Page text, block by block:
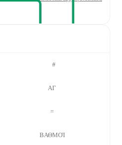
#
ΑΓ
=
ΒΑΘΜΟΊ